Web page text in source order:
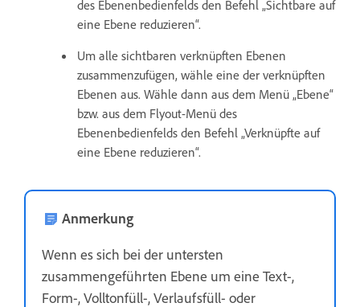
des Ebenenbedienfelds den Befehl „Sichtbare auf
eine Ebene reduzieren“.
Um alle sichtbaren verknüpften Ebenen
zusammenzufügen, wähle eine der verknüpften
Ebenen aus. Wähle dann aus dem Menü „Ebene“
bzw. aus dem Flyout-Menü des
Ebenenbedienfelds den Befehl „Verknüpfte auf
eine Ebene reduzieren“.
Anmerkung
Wenn es sich bei der untersten
zusammengeführten Ebene um eine Text-,
Form-, Volltonfüll-, Verlaufsfüll- oder